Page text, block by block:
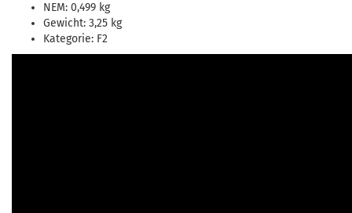
NEM: 0,499 kg
Gewicht: 3,25 kg
Kategorie: F2